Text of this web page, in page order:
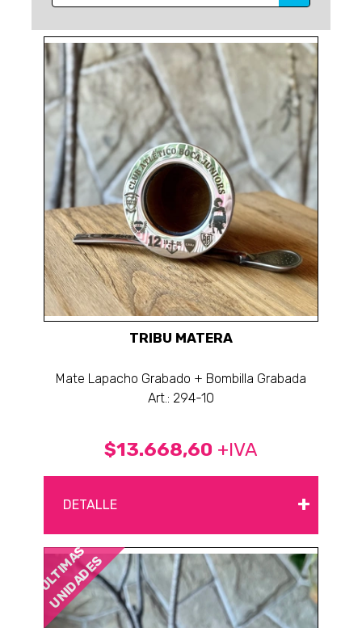
TRIBU MATERA
Mate Lapacho Grabado + Bombilla Grabada
Art.: 294-10
$13.668,60 +IVA
DETALLE +
ÚLTIMAS
UNIDADES